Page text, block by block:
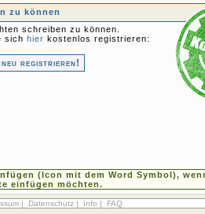
zu können
schreiben zu können.
sich hier kostenlos registrieren:
registrieren!
(Icon mit dem Word Symbol),
einfügen möchten.
| Datenschutz| Info | FAQ